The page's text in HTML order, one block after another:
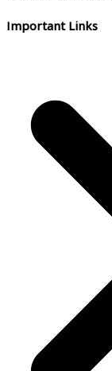
Important Links